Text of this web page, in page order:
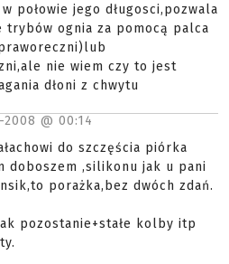
połowie jego długosci,pozwala
trybów ognia za pomocą palca
nie wiem czy to jest
dłoni z chwytu
@ 00:14
do szczęścia piórka
doboszem ,silikonu jak u pani
porażka,bez dwóch zdań.
pozostanie+stałe kolby itp